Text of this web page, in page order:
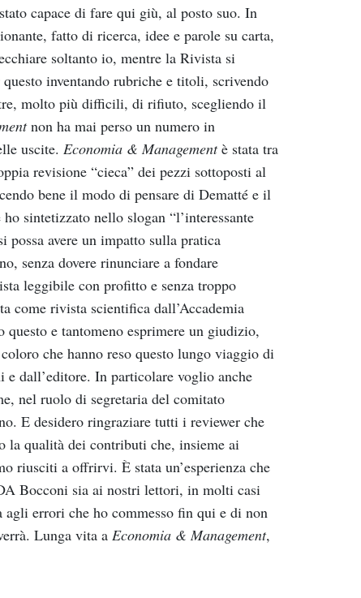
stato capace di fare qui giù, al posto suo. In
fatto di ricerca, idee e parole su carta,
soltanto io, mentre la Rivista si
questo inventando rubriche e titoli, scrivendo
molto più difficili, di rifiuto, scegliendo il
non ha mai perso un numero in
uscite. Economia & Management è stata tra
revisione “cieca” dei pezzi sottoposti al
bene il modo di pensare di Dematté e il
ho sintetizzato nello slogan “l’interessante
possa avere un impatto sulla pratica
senza dovere rinunciare a fondare
leggibile con profitto e senza troppo
come rivista scientifica dall’Accademia
questo e tantomeno esprimere un giudizio,
coloro che hanno reso questo lungo viaggio di
e dall’editore. In particolare voglio anche
nel ruolo di segretaria del comitato
E desidero ringraziare tutti i reviewer che
la qualità dei contributi che, insieme ai
riusciti a offrirvi. È stata un’esperienza che
Bocconi sia ai nostri lettori, in molti casi
agli errori che ho commesso fin qui e di non
Lunga vita a Economia & Management,